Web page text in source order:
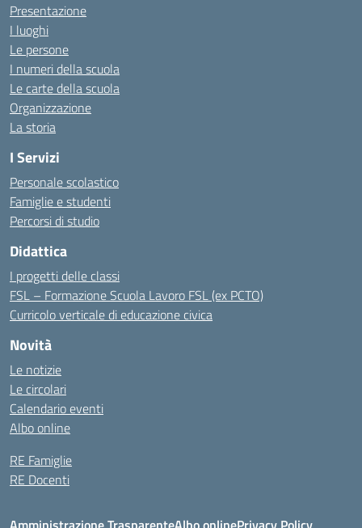
Presentazione
I luoghi
Le persone
I numeri della scuola
Le carte della scuola
Organizzazione
La storia
I Servizi
Personale scolastico
Famiglie e studenti
Percorsi di studio
Didattica
I progetti delle classi
FSL – Formazione Scuola Lavoro FSL (ex PCTO)
Curricolo verticale di educazione civica
Novità
Le notizie
Le circolari
Calendario eventi
Albo online
RE Famiglie
RE Docenti